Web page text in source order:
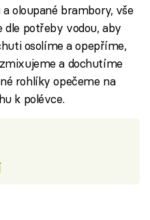
oloupané brambory, vše
dle potřeby vodou, aby
osolíme a opepříme,
a dochutíme
rohlíky opečeme na
k polévce.